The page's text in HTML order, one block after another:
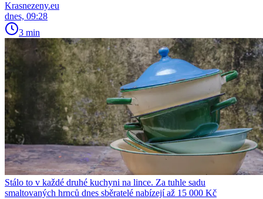
Krasnezeny.eu
dnes, 09:28
3 min
Stálo to v každé druhé kuchyni na lince. Za tuhle sadu
smaltovaných hrnců dnes sběratelé nabízejí až 15 000 Kč